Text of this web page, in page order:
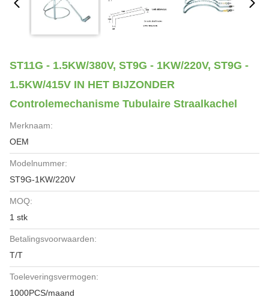
ST11G - 1.5KW/380V, ST9G - 1KW/220V, ST9G -
1.5KW/415V IN HET BIJZONDER
Controlemechanisme Tubulaire Straalkachel
Merknaam:
OEM
Modelnummer:
ST9G-1KW/220V
MOQ:
1 stk
Betalingsvoorwaarden:
T/T
Toeleveringsvermogen:
1000PCS/maand